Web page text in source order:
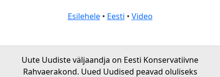
Esilehele• Eesti • Video
Uute Uudiste väljaandja on Eesti Konservatiivne
Rahvaerakond. Uued Uudised peavad oluliseks